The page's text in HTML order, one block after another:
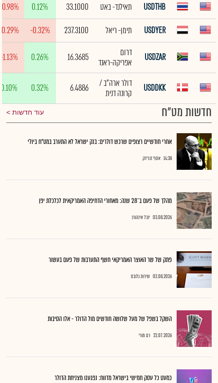
USDTHB
תאילנד- באט 33.1000
0.12%
USDYER
תימן- ריאל 237.3100
-0.32%
USDZAR
דרום
אפריקה-ראנד
16.3685
0.26%
-1.13%
USDDKK
דולר ארה"ב /
קרונה דנית
6.4886
0.32%
0.10%
חדשות מט"ח עוד חדשות
אחרי חודשיים רצופים שרכש דולרים: בנק ישראל לא התערב במט"ח ביולי
14:38 אסף זגריזק
מהלך של פעם ב־28 שנה: מאחורי הדחיפה האמריקאית לכלכלת יפן
03.08.2026 יובל אינהורן
פתק של שר האוצר האמריקאי חשף התערבות של פעם בעשור
02.08.2026 שירות גלובס
השקל בשפל של מעל שלושה חודשים מול הדולר - אלו הסיבות
22.07.2026 רם מורי
כמעט כל עסק חמישי בישראל מדווח: נפגענו מצניחת הדולר